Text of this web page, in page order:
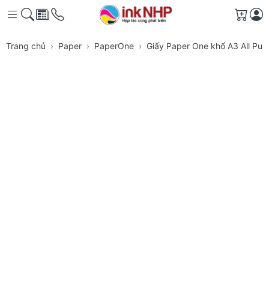
Giỏ
Trang chủ Paper PaperOne Giấy Paper One khổ A3 All